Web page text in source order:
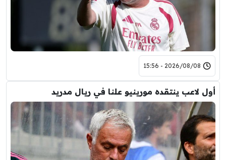
2026/08/08 - 15:56
أول لاعب ينتقده مورينيو علنا في ريال مدريد